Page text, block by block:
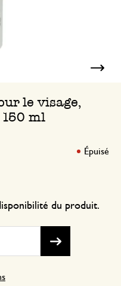
le visage,
ml
du produit.
Épuisé